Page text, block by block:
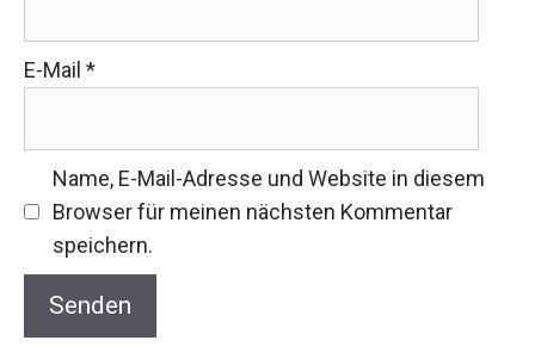
E-Mail *
Name, E-Mail-Adresse und Website in diesem
Browser für meinen nächsten Kommentar
speichern.